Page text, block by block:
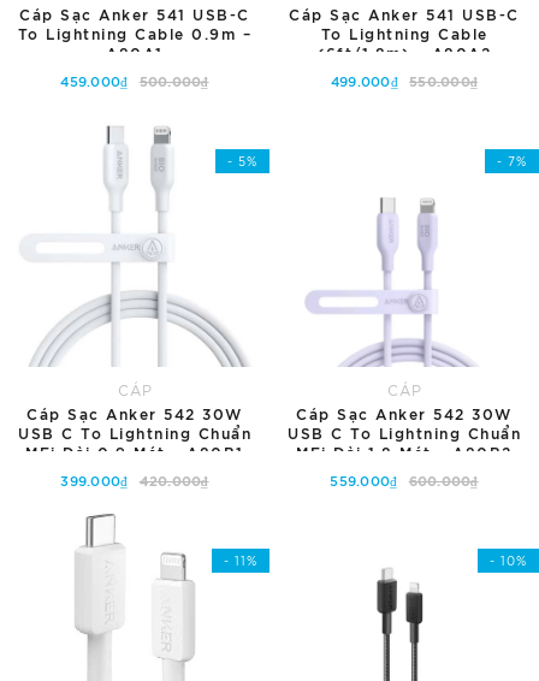
Cáp Sạc Anker 541 USB-C
To Lightning Cable 0.9m –
A80A1
459.000₫ 500.000₫
Tùy chọn
Cáp Sạc Anker 541 USB-C
To Lightning Cable
(6ft/1.8m) – A80A2
499.000₫ 550.000₫
- 5%
CÁP
Cáp Sạc Anker 542 30W
USB C To Lightning Chuẩn
MFi Dài 0.9 Mét - A80B1
399.000₫ 420.000₫
Tùy chọn
- 7%
CÁP
Cáp Sạc Anker 542 30W
USB C To Lightning Chuẩn
MFi Dài 1.8 Mét - A80B2
559.000₫ 600.000₫
- 11% - 10%